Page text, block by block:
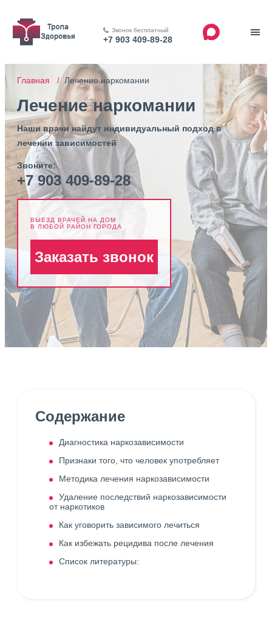
Звонок бесплатный
+7 903 409-89-28
Главная /Лечение наркомании
Лечение наркомании
Наши врачи найдут индивидуальный подход в
лечении зависимостей
Звоните:
+7 903 409-89-28
ВЫЕЗД ВРАЧЕЙ НА ДОМ
В ЛЮБОЙ РАЙОН ГОРОДА
Заказать звонок
Содержание
Диагностика наркозависимости
Признаки того, что человек употребляет
Методика лечения наркозависимости
Удаление последствий наркозависимости
от наркотиков
Как уговорить зависимого лечиться
Как избежать рецидива после лечения
Список литературы: